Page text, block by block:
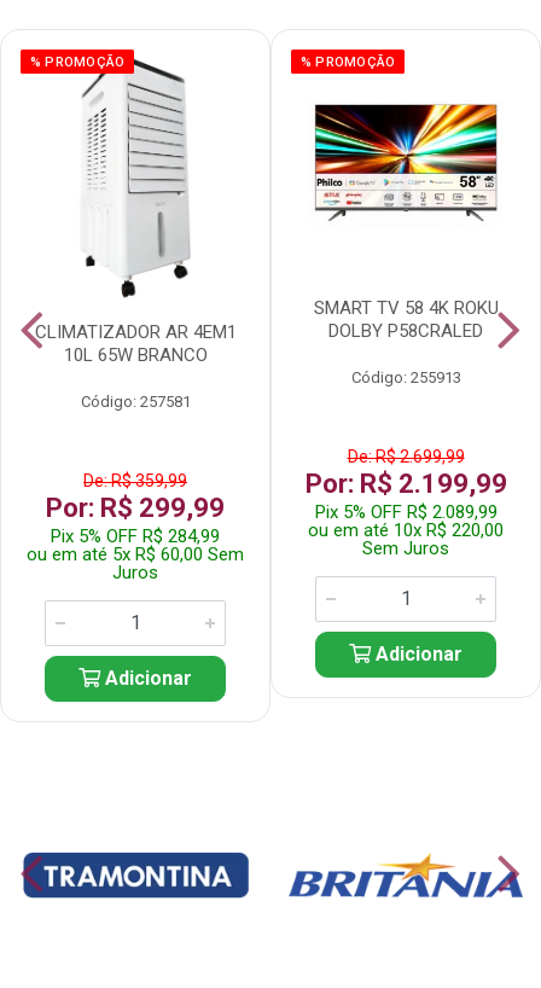
% PROMOÇÃO
CLIMATIZADOR AR 4EM1
10L 65W BRANCO
Código: 257581
De: R$ 359,99
Por: R$ 299,99
Pix 5% OFF R$ 284,99
ou em até 5x R$ 60,00 Sem
Juros
Adicionar
% PROMOÇÃO
SMART TV 58 4K ROKU
DOLBY P58CRALED
Código: 255913
De: R$ 2.699,99
Por: R$ 2.199,99
Pix 5% OFF R$ 2.089,99
ou em até 10x R$ 220,00
Sem Juros
Adicionar